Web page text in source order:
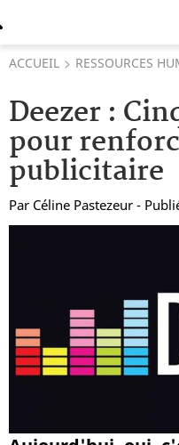
ACCUEIL RESSOURCES
Deezer :
pour
publicitaire
Par Céline Pastezeur -